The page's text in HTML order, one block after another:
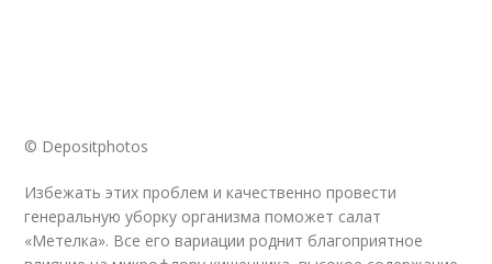
© Depositphotos
Избежать этих проблем и качественно провести
генеральную уборку организма поможет салат
«Метелка». Все его вариации роднит благоприятное